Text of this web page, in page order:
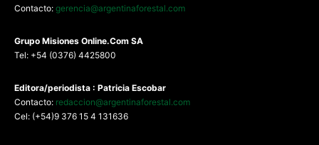
Contacto: gerencia@argentinaforestal.com
Grupo Misiones Online.Com SA
Tel: +54 (0376) 4425800
Editora/periodista : Patricia Escobar
Contacto: redaccion@argentinaforestal.com
Cel: (+54)9 376 15 4 131636